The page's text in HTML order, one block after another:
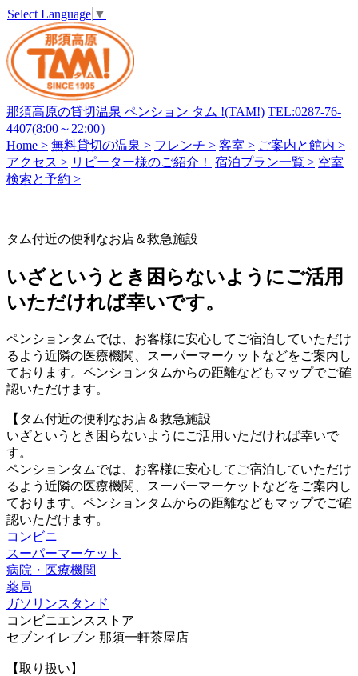
Select Language ▼
那須高原の貸切温泉 ペンション タム !(TAM!) TEL:0287-76-
4407(8:00～22:00）
Home > 無料貸切の温泉 > フレンチ > 客室 > ご案内と館内 >
アクセス > リピーター様のご紹介！ 宿泊プラン一覧 > 空室
検索と予約 >
タム付近の便利なお店＆救急施設
いざというとき困らないようにご活用
いただければ幸いです。
ペンションタムでは、お客様に安心してご宿泊していただけ
るよう近隣の医療機関、スーパーマーケットなどをご案内し
ております。ペンションタムからの距離などもマップでご確
認いただけます。
【タム付近の便利なお店＆救急施設
いざというとき困らないようにご活用いただければ幸いで
す。
ペンションタムでは、お客様に安心してご宿泊していただけ
るよう近隣の医療機関、スーパーマーケットなどをご案内し
ております。ペンションタムからの距離などもマップでご確
認いただけます。
コンビニ
スーパーマーケット
病院・医療機関
薬局
ガソリンスタンド
コンビニエンスストア
セブンイレブン 那須一軒茶屋店
【取り扱い】